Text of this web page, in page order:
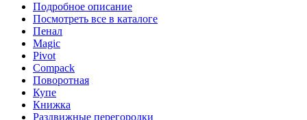
Подробное описание
Посмотреть все в каталоге
Пенал
Magic
Pivot
Compack
Поворотная
Купе
Книжка
Раздвижные перегородки